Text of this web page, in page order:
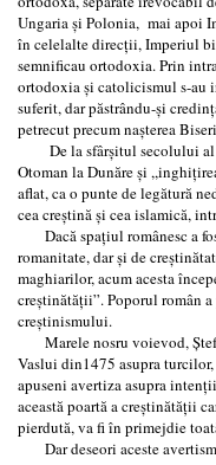
Ungaria şi Polonia, mai apoi
în celelalte direcţii, Imperiul
semnificau ortodoxia. Prin
ortodoxia şi catolicismul s-au
suferit, dar păstrându-şi
petrecut precum naşterea
De la sfârşitul secolului al
Otoman la Dunăre şi
aflat, ca o punte de legătură
cea creştină şi cea islamică,
Dacă spaţiul românesc a
romanitate, dar şi de
maghiarilor, acum acesta
creştinătăţii”. Poporul român
creştinismului.
Marele nosru voievod,
Vaslui din1475 asupra
apuseni avertiza asupra
această poartă a creştinătăţii
pierdută, va fi în primejdie
Dar deseori aceste